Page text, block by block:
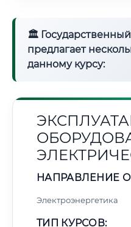
🏛
предлагает
данному курсу:
НАПРАВЛЕНИЕ
Электроэнергетика
ТИП КУРСОВ: